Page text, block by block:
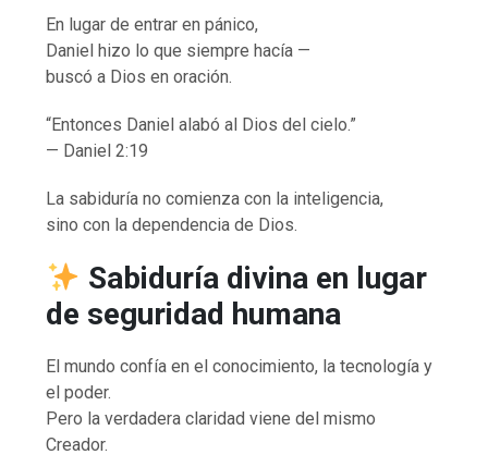
En lugar de entrar en pánico,
Daniel hizo lo que siempre hacía —
buscó a Dios en oración.
“Entonces Daniel alabó al Dios del cielo.”
— Daniel 2:19
La sabiduría no comienza con la inteligencia,
sino con la dependencia de Dios.
Sabiduría divina en lugar
de seguridad humana
El mundo confía en el conocimiento, la tecnología y
el poder.
Pero la verdadera claridad viene del mismo
Creador.